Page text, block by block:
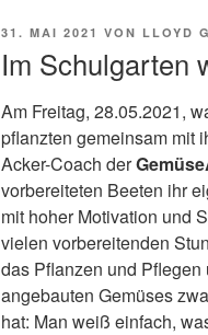
VERÖFFENTLICHT
31. MAI 2021 VON LLOYD
Im Schulgarten
Am Freitag, 28.05.2021,
pflanzten gemeinsam mit
Acker-Coach der
vorbereiteten Beeten ihr
mit hoher Motivation und
vielen vorbereitenden
das Pflanzen und
angebauten Gemüses
hat: Man weiß einfach,